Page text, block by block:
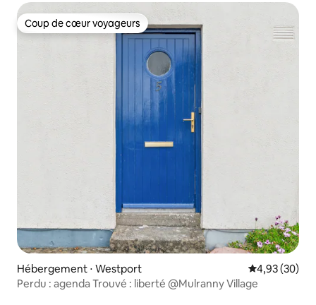
Coup de cœur voyageurs
Coup de cœur voyageurs
Hébergement ⋅ Westport Évaluation
4,93 (30)
Perdu : agenda Trouvé : liberté @Mulranny Village